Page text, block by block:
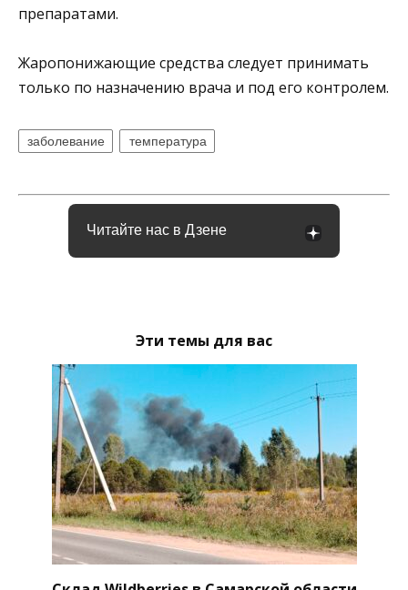
препаратами.
Жаропонижающие средства следует принимать
только по назначению врача и под его контролем.
заболевание температура
Читайте нас в Дзене
Эти темы для вас